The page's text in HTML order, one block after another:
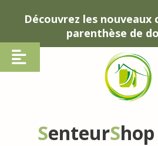
Découvrez les
parenthèse de
SenteurShop